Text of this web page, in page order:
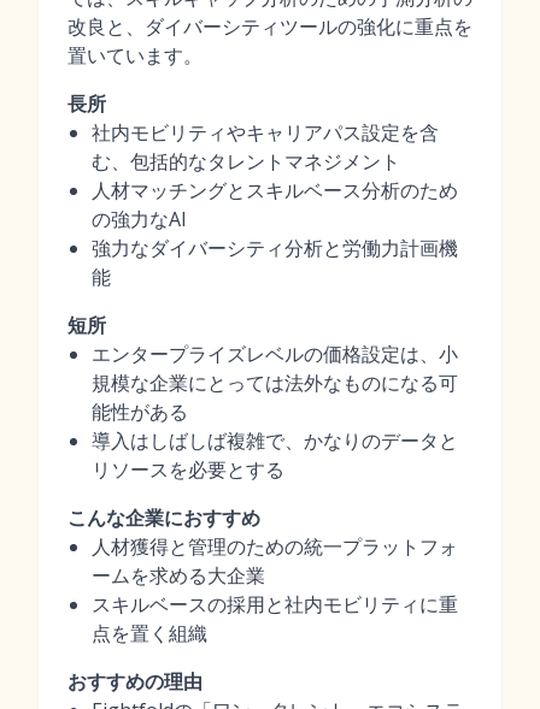
改良と、ダイバーシティツールの強化に重点を
置いています。
長所
社内モビリティやキャリアパス設定を含
む、包括的なタレントマネジメント
人材マッチングとスキルベース分析のため
の強力なAI
強力なダイバーシティ分析と労働力計画機
能
短所
エンタープライズレベルの価格設定は、小
規模な企業にとっては法外なものになる可
能性がある
導入はしばしば複雑で、かなりのデータと
リソースを必要とする
こんな企業におすすめ
人材獲得と管理のための統一プラットフォ
ームを求める大企業
スキルベースの採用と社内モビリティに重
点を置く組織
おすすめの理由